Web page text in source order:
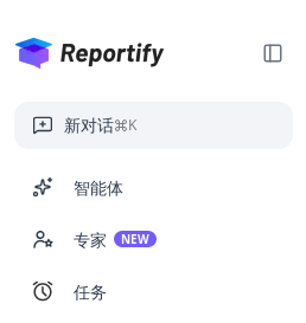
新对话 K
智能体
专家 NEW
任务